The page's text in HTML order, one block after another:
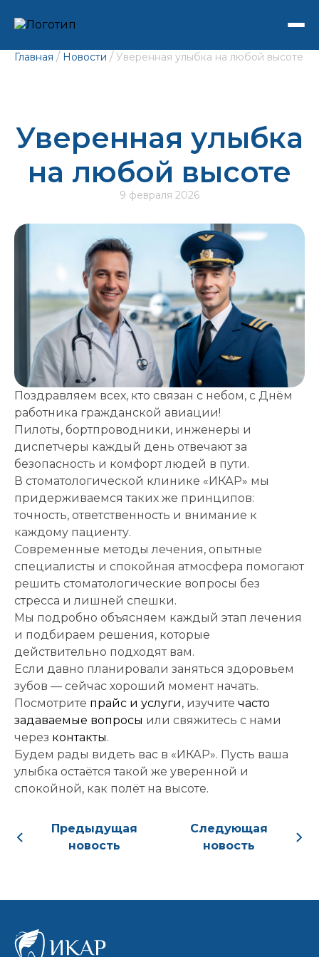
Записаться
на приём
Выберите
клинику:
Выберите
врача:
Дата и
приёма:
Если Вам нужна
срочная запись на
прием, поставьте
галочку здесь
приём» вы подтверждаете, что
принимаете
Главная / Новости /Уверенная улыбка на любой высоте
Уверенная улыбка
на любой высоте
9 февраля 2026
Поздравляем всех, кто связан с небом, с Днём
работника гражданской авиации!
Пилоты, бортпроводники, инженеры и
диспетчеры каждый день отвечают за
безопасность и комфорт людей в пути.
В стоматологической клинике «ИКАР» мы
придерживаемся таких же принципов:
точность, ответственность и внимание к
каждому пациенту.
Современные методы лечения, опытные
специалисты и спокойная атмосфера помогают
решить стоматологические вопросы без
стресса и лишней спешки.
Мы подробно объясняем каждый этап лечения
и подбираем решения, которые
действительно подходят вам.
Если давно планировали заняться здоровьем
зубов — сейчас хороший момент начать.
Посмотрите прайс и услуги, изучите часто
задаваемые вопросы или свяжитесь с нами
через контакты.
Будем рады видеть вас в «ИКАР». Пусть ваша
улыбка остаётся такой же уверенной и
спокойной, как полёт на высоте.
Предыдущая
новость
Следующая
новость